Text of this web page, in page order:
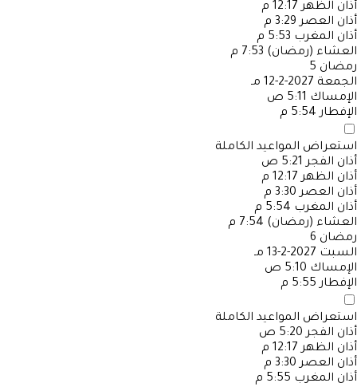
أذان الظهر 12:17 م
أذان العصر 3:29 م
أذان المغرب 5:53 م
العشاء (رمضان) 7:53 م
رمضان 5
الجمعة 2027-2-12 مـ
الإمساك 5:11 ص
الإفطار 5:54 م
استعراض المواعيد الكاملة
أذان الفجر 5:21 ص
أذان الظهر 12:17 م
أذان العصر 3:30 م
أذان المغرب 5:54 م
العشاء (رمضان) 7:54 م
رمضان 6
السبت 2027-2-13 مـ
الإمساك 5:10 ص
الإفطار 5:55 م
استعراض المواعيد الكاملة
أذان الفجر 5:20 ص
أذان الظهر 12:17 م
أذان العصر 3:30 م
أذان المغرب 5:55 م